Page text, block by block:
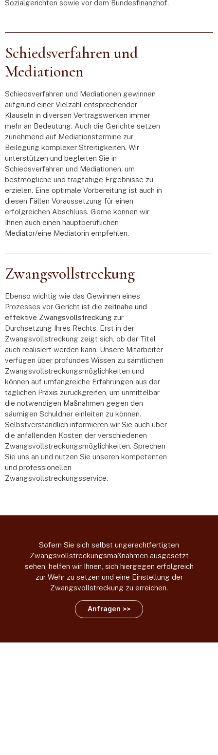
Sozialgerichten sowie vor dem Bundesfinanzhof.
Schiedsverfahren und
Mediationen
Schiedsverfahren und Mediationen gewinnen
aufgrund einer Vielzahl entsprechender
Klauseln in diversen Vertragswerken immer
mehr an Bedeutung. Auch die Gerichte setzen
zunehmend auf Mediationstermine zur
Beilegung komplexer Streitigkeiten. Wir
unterstützen und begleiten Sie in
Schiedsverfahren und Mediationen, um
bestmögliche und tragfähige Ergebnisse zu
erzielen. Eine optimale Vorbereitung ist auch in
diesen Fällen Voraussetzung für einen
erfolgreichen Abschluss. Gerne können wir
Ihnen auch einen hauptberuflichen
Mediator/eine Mediatorin empfehlen.
Zwangsvollstreckung
Ebenso wichtig wie das Gewinnen eines
Prozesses vor Gericht ist die zeitnahe und
effektive Zwangsvollstreckung zur
Durchsetzung Ihres Rechts. Erst in der
Zwangsvollstreckung zeigt sich, ob der Titel
auch realisiert werden kann. Unsere Mitarbeiter
verfügen über profundes Wissen zu sämtlichen
Zwangsvollstreckungsmöglichkeiten und
können auf umfangreiche Erfahrungen aus der
täglichen Praxis zurückgreifen, um unmittelbar
die notwendigen Maßnahmen gegen den
säumigen Schuldner einleiten zu können.
Selbstverständlich informieren wir Sie auch über
die anfallenden Kosten der verschiedenen
Zwangsvollstreckungsmöglichkeiten. Sprechen
Sie uns an und nutzen Sie unseren kompetenten
und professionellen
Zwangsvollstreckungsservice.
Sofern Sie sich selbst ungerechtfertigten
Zwangsvollstreckungsmaßnahmen ausgesetzt
sehen, helfen wir Ihnen, sich hiergegen erfolgreich
zur Wehr zu setzen und eine Einstellung der
Zwangsvollstreckung zu erreichen.
Anfragen >>